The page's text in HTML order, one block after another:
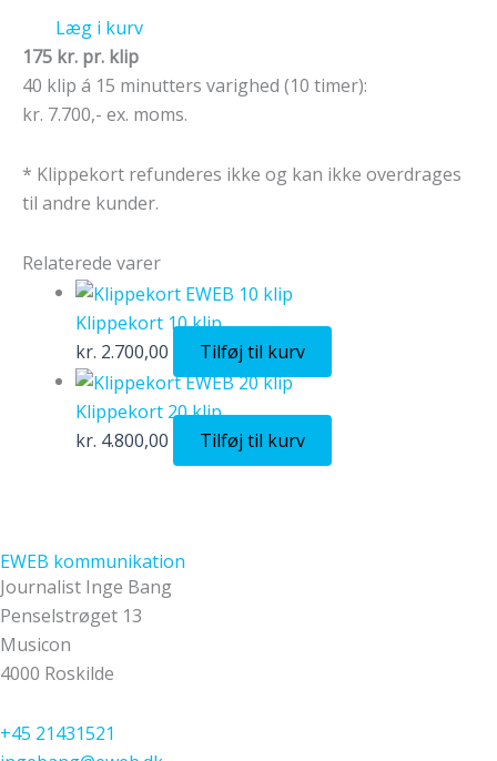
Læg i kurv
175 kr. pr. klip
40 klip á 15 minutters varighed (10 timer):
kr. 7.700,- ex. moms.
* Klippekort refunderes ikke og kan ikke overdrages
til andre kunder.
Relaterede varer
Klippekort 10 klip
kr. 2.700,00 Tilføj til kurv
Klippekort 20 klip
kr. 4.800,00 Tilføj til kurv
EWEB kommunikation
Journalist Inge Bang
Penselstrøget 13
Musicon
4000 Roskilde
+45 21431521